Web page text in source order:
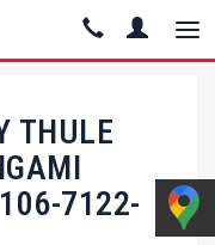
THULE
7122-